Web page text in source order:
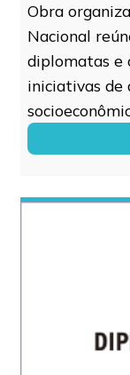
Obra
Nacional
diplomatas e
iniciativas de